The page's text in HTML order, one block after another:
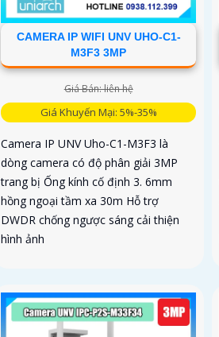
CAMERA IP WIFI UNV UHO-C1-
M3F3 3MP
Giá Bán: liên hệ
Giá Khuyến Mại: 5%-35%
Camera IP UNV Uho-C1-M3F3 là
dòng camera có độ phân giải 3MP
trang bị Ống kính cố định 3. 6mm
hồng ngoại tầm xa 30m Hỗ trợ
DWDR chống ngược sáng cải thiện
hình ảnh